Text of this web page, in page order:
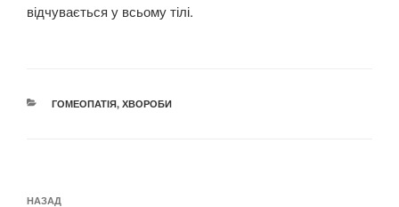
відчувається у всьому тілі.
КАТЕГОРІЇ
ГОМЕОПАТІЯ, ХВОРОБИ
Попередній
НАЗАД